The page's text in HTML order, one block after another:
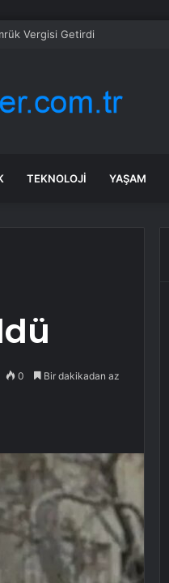
Vergisi Getirdi
TEKNOLOJI YAŞAM
0 Bir dakikadan az